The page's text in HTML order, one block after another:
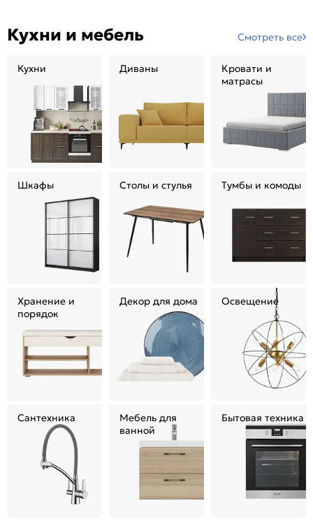
Кухни и мебель Смотреть все
Кухни Диваны
Кровати и
матрасы
Шкафы Столы и стулья Тумбы и комоды
Хранение и
порядок
Декор для дома Освещение
Сантехника
Мебель для
ванной
Бытовая техника